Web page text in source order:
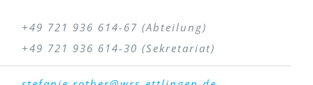
+49 721 936 614-67 (Abteilung)
+49 721 936 614-30 (Sekretariat)